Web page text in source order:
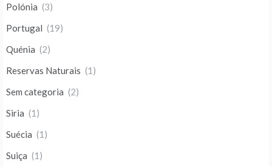
Polónia (3)
Portugal (19)
Quénia (2)
Reservas Naturais (1)
Sem categoria (2)
Siria (1)
Suécia (1)
Suiça (1)